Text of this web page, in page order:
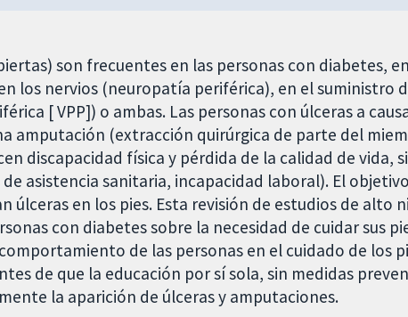
son frecuentes en las personas con diabetes,
los nervios (neuropatía periférica), en el suministro
[ VPP]) o ambas. Las personas con úlceras a
amputación (extracción quirúrgica de parte del
discapacidad física y pérdida de la calidad de vida,
asistencia sanitaria, incapacidad laboral). El
úlceras en los pies. Esta revisión de estudios de alto
con diabetes sobre la necesidad de cuidar sus
de las personas en el cuidado de los
de que la educación por sí sola, sin medidas
la aparición de úlceras y amputaciones.